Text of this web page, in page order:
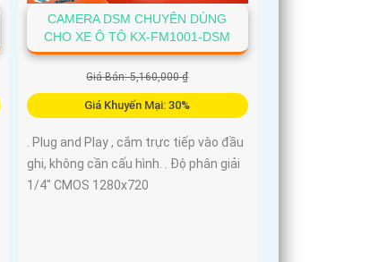
CAMERA DSM CHUYÊN DÙNG
CHO XE Ô TÔ KX-FM1001-DSM
Giá Bán: 5,160,000 ₫
Giá Khuyến Mại: 30%
. Plug and Play , cắm trực tiếp vào đầu
ghi, không cần cấu hình. . Độ phân giải
1/4" CMOS 1280x720